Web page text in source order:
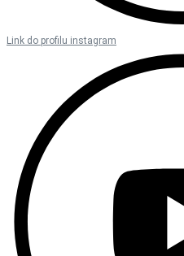
Link do profilu instagram